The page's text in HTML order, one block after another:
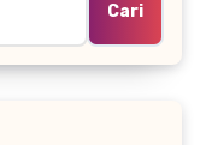
Cari